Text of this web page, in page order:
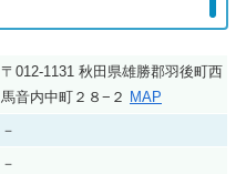
〒012-1131 秋田県雄勝郡羽後町西
馬音内中町２８−２ MAP
－
－